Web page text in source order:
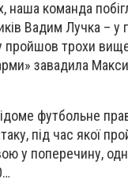
команда
Вадим Лучка – у
пройшов трохи
завадила
футбольне
під час якої
у поперечину,